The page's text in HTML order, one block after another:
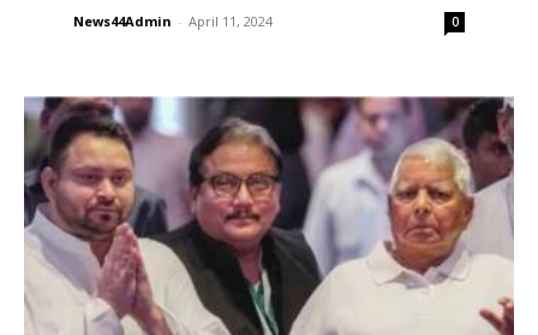
News44Admin - April 11, 2024 0